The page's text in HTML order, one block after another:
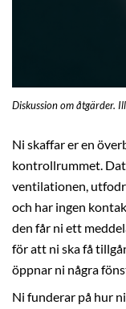
Diskussion om åtgärder.
Ni skaffar er en
kontrollrummet.
ventilationen,
och har ingen
den får ni ett
för att ni ska få
öppnar ni några
Ni funderar på hur